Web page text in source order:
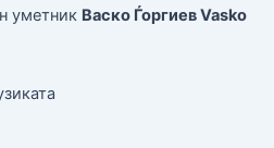
уметник Васко Ѓоргиев Vasko